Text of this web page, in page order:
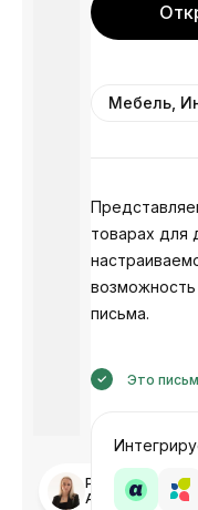
Разработано
Анастасия
Мебель,
товарах для
письма.
Это